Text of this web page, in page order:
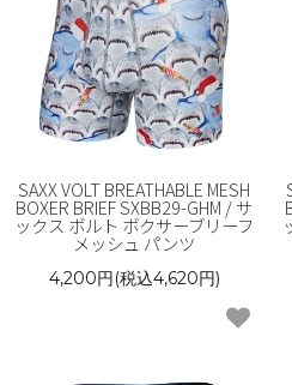
SAXX VOLT BREATHABLE MESH
BOXER BRIEF SXBB29-GHM / サ
ックス ボルト ボクサーブリーフ
メッシュ パンツ
4,200円(税込4,620円)